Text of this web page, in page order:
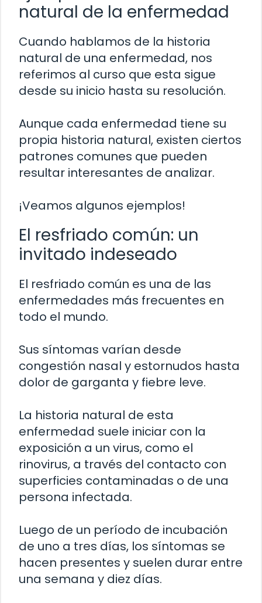
natural de la enfermedad
Cuando hablamos de la historia
natural de una enfermedad, nos
referimos al curso que esta sigue
desde su inicio hasta su resolución.
Aunque cada enfermedad tiene su
propia historia natural, existen ciertos
patrones comunes que pueden
resultar interesantes de analizar.
¡Veamos algunos ejemplos!
El resfriado común: un
invitado indeseado
El resfriado común es una de las
enfermedades más frecuentes en
todo el mundo.
Sus síntomas varían desde
congestión nasal y estornudos hasta
dolor de garganta y fiebre leve.
La historia natural de esta
enfermedad suele iniciar con la
exposición a un virus, como el
rinovirus, a través del contacto con
superficies contaminadas o de una
persona infectada.
Luego de un período de incubación
de uno a tres días, los síntomas se
hacen presentes y suelen durar entre
una semana y diez días.